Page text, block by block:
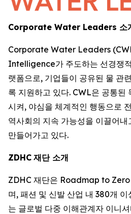
Corporate Water Leaders 소
Corporate Water Leaders
Intelligence가 주도하는 선경쟁
랫폼으로, 기업들이 공유된 물 관
록 지원하고 있다. CWL은 공통된
시켜, 야심을 체계적인 행동으로
역사회의 지속 가능성을 이끌어
만들어가고 있다.
ZDHC 재단 소개
ZDHC 재단은 Roadmap to
며, 패션 및 신발 산업 내 380개
는 글로벌 다중 이해관계자 이니